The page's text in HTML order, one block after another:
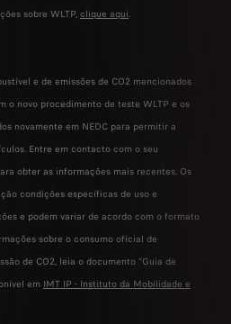
sobre WLTP, clique aqui.
e de emissões de CO2 mencionados
o novo procedimento de teste WLTP e os
novamente em NEDC para permitir a
Entre em contacto com o seu
obter as informações mais recentes. Os
condições específicas de uso e
e podem variar de acordo com o formato
sobre o consumo oficial de
de CO2, leia o documento "Guia de
em IMT IP - Instituto da Mobilidade e